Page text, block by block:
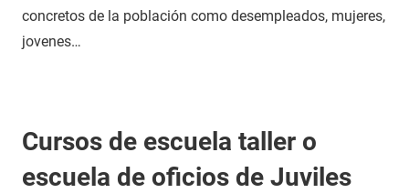
concretos de la población como desempleados, mujeres,
jovenes…
Cursos de escuela taller o
escuela de oficios de Juviles